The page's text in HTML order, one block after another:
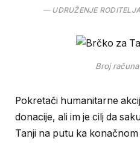
UDRUŽENJE
Broj
Pokretači humanitarne
donacije, ali im je cilj da
Tanji na putu ka